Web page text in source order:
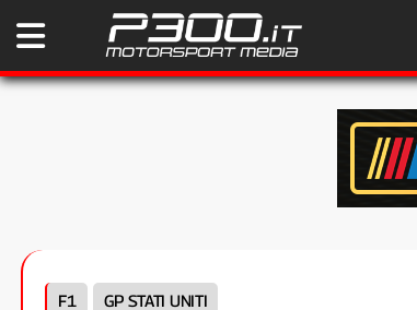
F1 GP STATI UNITI